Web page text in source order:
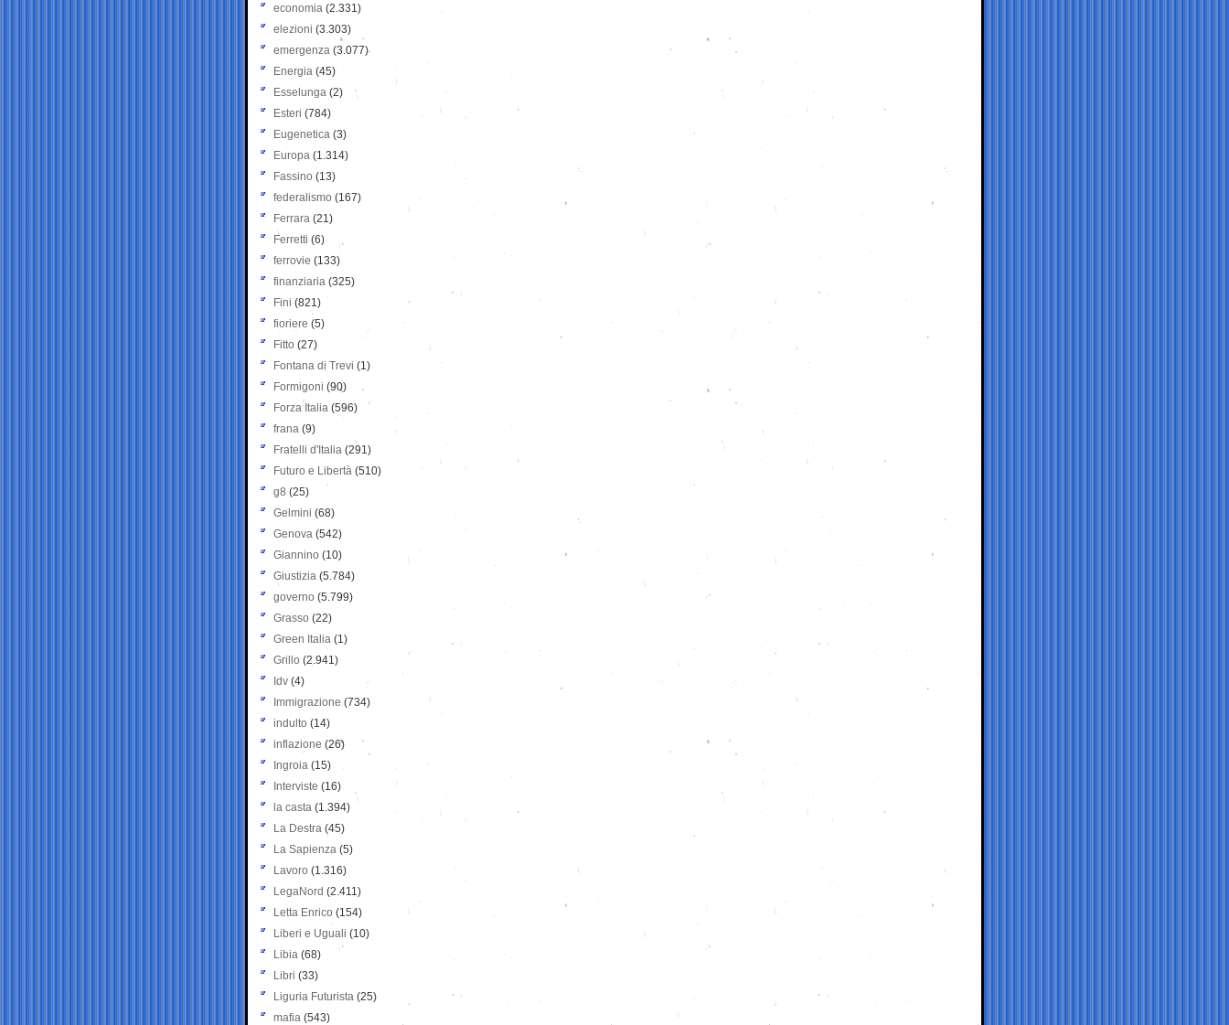
economia (2.331)
elezioni (3.303)
emergenza (3.077)
Energia (45)
Esselunga (2)
Esteri (784)
Eugenetica (3)
Europa (1.314)
Fassino (13)
federalismo (167)
Ferrara (21)
Ferretti (6)
ferrovie (133)
finanziaria (325)
Fini (821)
fioriere (5)
Fitto (27)
Fontana di Trevi (1)
Formigoni (90)
Forza Italia (596)
frana (9)
Fratelli d'Italia (291)
Futuro e Libertà (510)
g8 (25)
Gelmini (68)
Genova (542)
Giannino (10)
Giustizia (5.784)
governo (5.799)
Grasso (22)
Green Italia (1)
Grillo (2.941)
Idv (4)
Immigrazione (734)
indulto (14)
inflazione (26)
Ingroia (15)
Interviste (16)
la casta (1.394)
La Destra (45)
La Sapienza (5)
Lavoro (1.316)
LegaNord (2.411)
Letta Enrico (154)
Liberi e Uguali (10)
Libia (68)
Libri (33)
Liguria Futurista (25)
mafia (543)